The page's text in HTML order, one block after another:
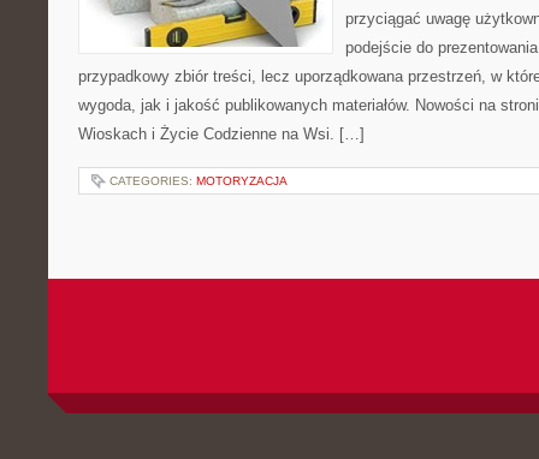
przyciągać uwagę
podejście do
przypadkowy zbiór treści, lecz uporządkowana przestrzeń, w
wygoda, jak i jakość publikowanych materiałów. Nowości na
Wioskach i Życie Codzienne na Wsi. […]
CATEGORIES: MOTORYZACJA